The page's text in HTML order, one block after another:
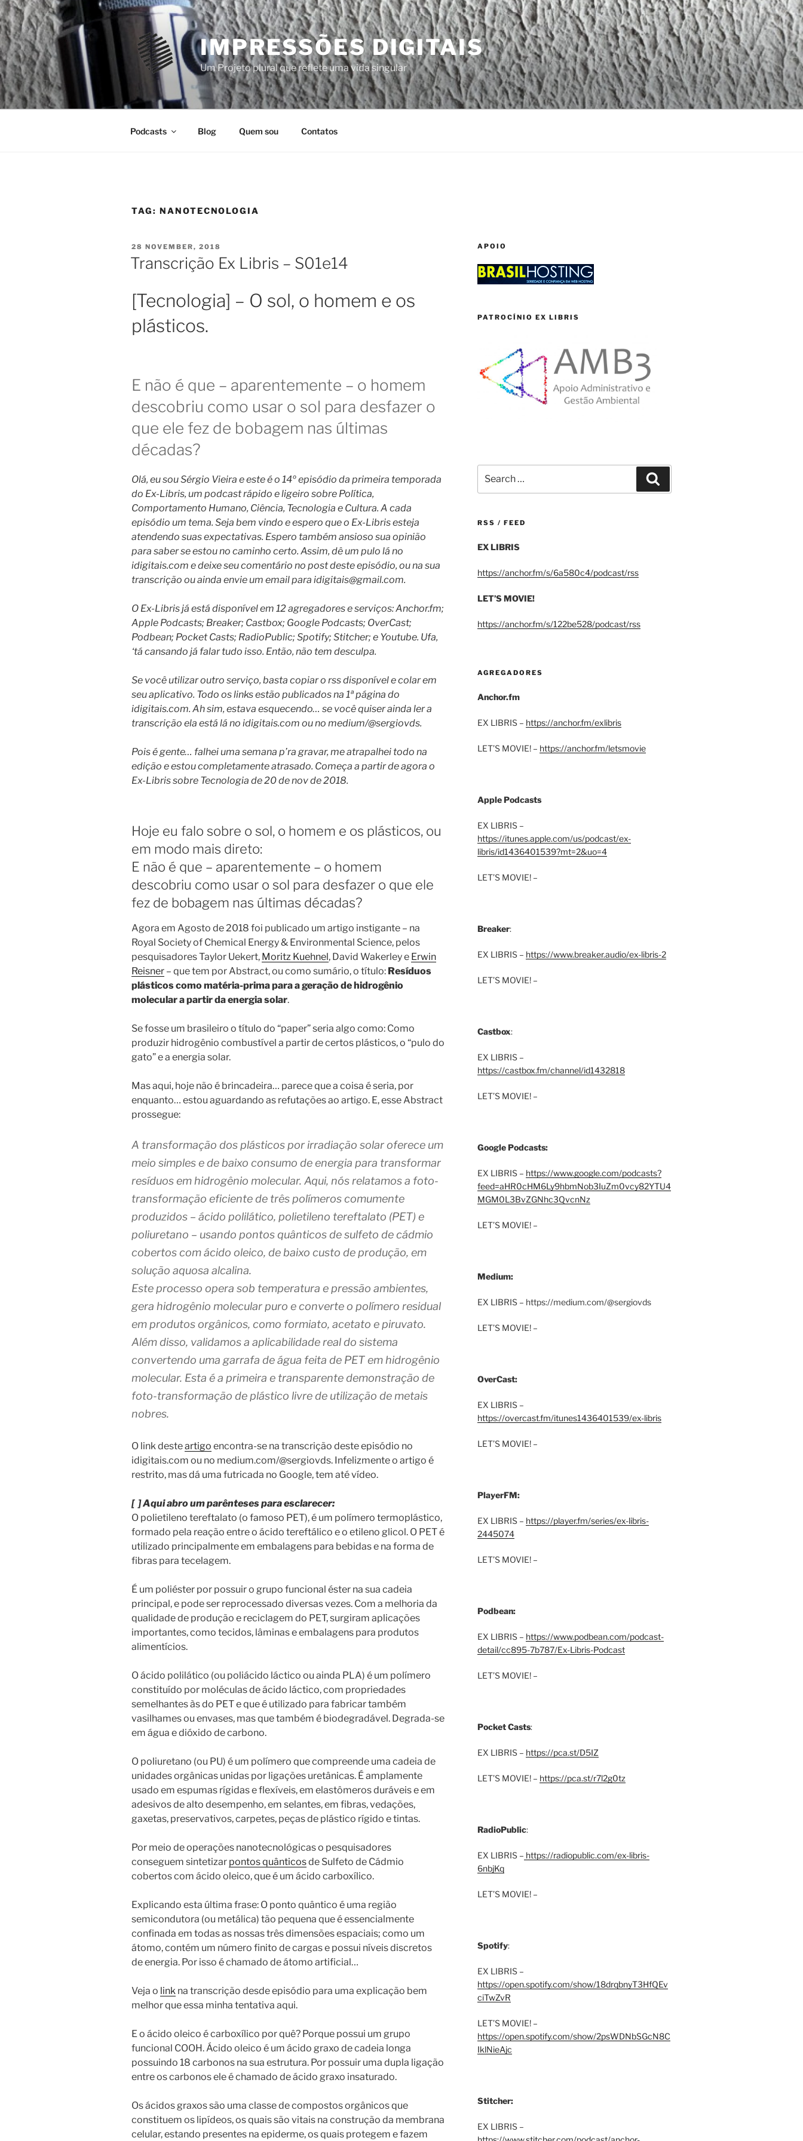
Skip
to
content
IMPRESSÕES DIGITAIS
Um Projeto plural que reflete uma vida singular
Podcasts Blog Quem sou Contatos
TAG: NANOTECNOLOGIA
POSTED
ON
28 NOVEMBER, 2018
Transcrição Ex Libris – S01e14
[Tecnologia] – O sol, o homem e os
plásticos.
E não é que – aparentemente – o homem
descobriu como usar o sol para desfazer o
que ele fez de bobagem nas últimas
décadas?
Olá, eu sou Sérgio Vieira e este é o 14º episódio da primeira temporada
do Ex-Libris, um podcast rápido e ligeiro sobre Política,
Comportamento Humano, Ciência, Tecnologia e Cultura. A cada
episódio um tema. Seja bem vindo e espero que o Ex-Libris esteja
atendendo suas expectativas. Espero também ansioso sua opinião
para saber se estou no caminho certo. Assim, dê um pulo lá no
idigitais.com e deixe seu comentário no post deste episódio, ou na sua
transcrição ou ainda envie um email para idigitais@gmail.com.
O Ex-Libris já está disponível em 12 agregadores e serviços: Anchor.fm;
Apple Podcasts; Breaker; Castbox; Google Podcasts; OverCast;
Podbean; Pocket Casts; RadioPublic; Spotify; Stitcher; e Youtube. Ufa,
‘tá cansando já falar tudo isso. Então, não tem desculpa.
Se você utilizar outro serviço, basta copiar o rss disponível e colar em
seu aplicativo. Todo os links estão publicados na 1ª página do
idigitais.com. Ah sim, estava esquecendo… se você quiser ainda ler a
transcrição ela está lá no idigitais.com ou no medium/@sergiovds.
Pois é gente… falhei uma semana p’ra gravar, me atrapalhei todo na
edição e estou completamente atrasado. Começa a partir de agora o
Ex-Libris sobre Tecnologia de 20 de nov de 2018.
Hoje eu falo sobre o sol, o homem e os plásticos, ou
em modo mais direto:
E não é que – aparentemente – o homem
descobriu como usar o sol para desfazer o que ele
fez de bobagem nas últimas décadas?
Agora em Agosto de 2018 foi publicado um artigo instigante – na
Royal Society of Chemical Energy & Environmental Science, pelos
pesquisadores Taylor Uekert, Moritz Kuehnel, David Wakerley e Erwin
Reisner – que tem por Abstract, ou como sumário, o título: Resíduos
plásticos como matéria-prima para a geração de hidrogênio
molecular a partir da energia solar.
Se fosse um brasileiro o título do “paper” seria algo como: Como
produzir hidrogênio combustível a partir de certos plásticos, o “pulo do
gato” e a energia solar.
Mas aqui, hoje não é brincadeira… parece que a coisa é seria, por
enquanto… estou aguardando as refutações ao artigo. E, esse Abstract
prossegue:
A transformação dos plásticos por irradiação solar oferece um
meio simples e de baixo consumo de energia para transformar
resíduos em hidrogênio molecular. Aqui, nós relatamos a foto-
transformação eficiente de três polímeros comumente
produzidos – ácido polilático, polietileno tereftalato (PET) e
poliuretano – usando pontos quânticos de sulfeto de cádmio
cobertos com ácido oleico, de baixo custo de produção, em
solução aquosa alcalina.
Este processo opera sob temperatura e pressão ambientes,
gera hidrogênio molecular puro e converte o polímero residual
em produtos orgânicos, como formiato, acetato e piruvato.
Além disso, validamos a aplicabilidade real do sistema
convertendo uma garrafa de água feita de PET em hidrogênio
molecular. Esta é a primeira e transparente demonstração de
foto-transformação de plástico livre de utilização de metais
nobres.
O link desteartigo encontra-se na transcrição deste episódio no
idigitais.com ou no medium.com/@sergiovds. Infelizmente o artigo é
restrito, mas dá uma futricada no Google, tem até vídeo.
[ ] Aqui abro um parênteses para esclarecer:
O polietileno tereftalato (o famoso PET), é um polímero termoplástico,
formado pela reação entre o ácido tereftálico e o etileno glicol. O PET é
utilizado principalmente em embalagens para bebidas e na forma de
fibras para tecelagem.
É um poliéster por possuir o grupo funcional éster na sua cadeia
principal, e pode ser reprocessado diversas vezes. Com a melhoria da
qualidade de produção e reciclagem do PET, surgiram aplicações
importantes, como tecidos, lâminas e embalagens para produtos
alimentícios.
O ácido polilático (ou poliácido láctico ou ainda PLA) é um polímero
constituído por moléculas de ácido láctico, com propriedades
semelhantes às do PET e que é utilizado para fabricar também
vasilhames ou envases, mas que também é biodegradável. Degrada-se
em água e dióxido de carbono.
O poliuretano (ou PU) é um polímero que compreende uma cadeia de
unidades orgânicas unidas por ligações uretânicas. É amplamente
usado em espumas rígidas e flexíveis, em elastômeros duráveis e em
adesivos de alto desempenho, em selantes, em fibras, vedações,
gaxetas, preservativos, carpetes, peças de plástico rígido e tintas.
Por meio de operações nanotecnológicas o pesquisadores
conseguem sintetizar pontos quânticosde Sulfeto de Cádmio
cobertos com ácido oleico, que é um ácido carboxílico.
Explicando esta última frase: O ponto quântico é uma região
semicondutora (ou metálica) tão pequena que é essencialmente
confinada em todas as nossas três dimensões espaciais; como um
átomo, contém um número finito de cargas e possui níveis discretos
de energia. Por isso é chamado de átomo artificial…
Veja o link na transcrição desde episódio para uma explicação bem
melhor que essa minha tentativa aqui.
E o ácido oleico é carboxílico por quê? Porque possui um grupo
funcional COOH. Ácido oleico é um ácido graxo de cadeia longa
possuindo 18 carbonos na sua estrutura. Por possuir uma dupla ligação
entre os carbonos ele é chamado de ácido graxo insaturado.
Os ácidos graxos são uma classe de compostos orgânicos que
constituem os lipídeos, os quais são vitais na construção da membrana
celular, estando presentes na epiderme, os quais protegem e fazem
APOIO
PATROCÍNIO EX LIBRIS
for:
RSS / FEED
EX LIBRIS
https://anchor.fm/s/6a580c4/podcast/rss
LET’S MOVIE!
https://anchor.fm/s/122be528/podcast/rss
AGREGADORES
Anchor.fm
EX LIBRIS – https://anchor.fm/exlibris
LET’S MOVIE! – https://anchor.fm/letsmovie
Apple Podcasts
EX LIBRIS –
https://itunes.apple.com/us/podcast/ex-
libris/id1436401539?mt=2&uo=4
LET’S MOVIE! –
Breaker:
EX LIBRIS – https://www.breaker.audio/ex-libris-2
LET’S MOVIE! –
Castbox:
EX LIBRIS –
https://castbox.fm/channel/id1432818
LET’S MOVIE! –
Google Podcasts:
EX LIBRIS – https://www.google.com/podcasts?
feed=aHR0cHM6Ly9hbmNob3IuZm0vcy82YTU4
MGM0L3BvZGNhc3QvcnNz
LET’S MOVIE! –
Medium:
EX LIBRIS – https://medium.com/@sergiovds
LET’S MOVIE! –
OverCast:
EX LIBRIS –
https://overcast.fm/itunes1436401539/ex-libris
LET’S MOVIE! –
PlayerFM:
EX LIBRIS – https://player.fm/series/ex-libris-
2445074
LET’S MOVIE! –
Podbean:
EX LIBRIS – https://www.podbean.com/podcast-
detail/cc895-7b787/Ex-Libris-Podcast
LET’S MOVIE! –
Pocket Casts:
EX LIBRIS – https://pca.st/D5IZ
LET’S MOVIE! – https://pca.st/r7l2g0tz
RadioPublic:
EX LIBRIS – https://radiopublic.com/ex-libris-
6nbjKq
LET’S MOVIE! –
Spotify:
EX LIBRIS –
https://open.spotify.com/show/18drqbnyT3HfQEv
ciTwZvR
LET’S MOVIE! –
https://open.spotify.com/show/2psWDNbSGcN8C
IklNieAjc
Stitcher:
EX LIBRIS –